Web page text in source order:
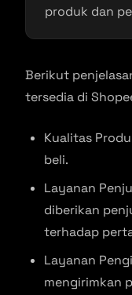
produk dan
Berikut
tersedia di
Kualitas
beli.
Layanan
diberikan
terhadap
Layanan
mengirimkan